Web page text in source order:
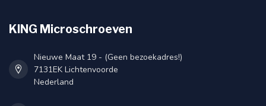
KING Microschroeven
Nieuwe Maat 19 - (Geen bezoekadres!)
7131EK Lichtenvoorde
Nederland